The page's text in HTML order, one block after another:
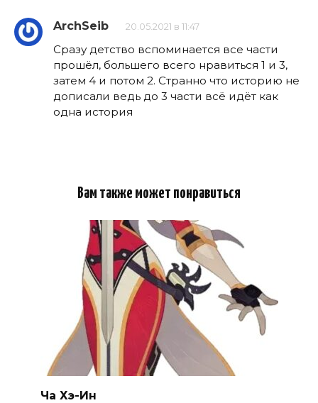
ArchSeib 20.05.2021 в 11:47
Сразу детство вспоминается все части
прошёл, большего всего нравиться 1 и 3,
затем 4 и потом 2. Странно что историю не
дописали ведь до 3 части всё идёт как
одна история
Вам также может понравиться
Ча Хэ-Ин